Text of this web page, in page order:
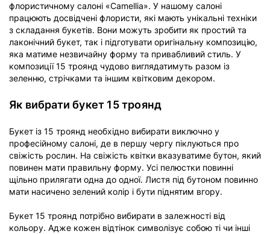
флористичному салоні «Camellia». У нашому салоні
працюють досвідчені флористи, які мають унікальні техніки
з складання букетів. Вони можуть зробити як простий та
лаконічний букет, так і підготувати оригінальну композицію,
яка матиме незвичайну форму та привабливий стиль. У
композиції 15 троянд чудово виглядатимуть разом із
зеленню, стрічками та іншим квітковим декором.
Як вибрати букет 15 троянд
Букет із 15 троянд необхідно вибирати виключно у
професійному салоні, де в першу чергу піклуються про
свіжість рослин. На свіжість квітки вказуватиме бутон, який
повинен мати правильну форму. Усі пелюстки повинні
щільно прилягати одна до одної. Листя під бутоном повинно
мати насичено зелений колір і бути піднятим вгору.
Букет 15 троянд потрібно вибирати в залежності від
кольору. Адже кожен відтінок символізує собою ті чи інші